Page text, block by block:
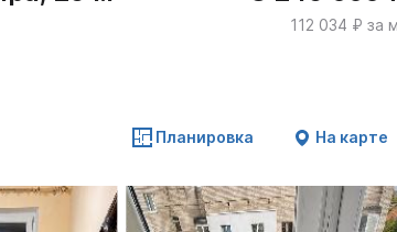
112 034 ₽ за
Планировка На карте